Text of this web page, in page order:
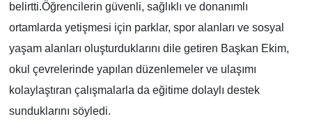
belirtti.Öğrencilerin güvenli, sağlıklı ve donanımlı
ortamlarda yetişmesi için parklar, spor alanları ve sosyal
yaşam alanları oluşturduklarını dile getiren Başkan Ekim,
okul çevrelerinde yapılan düzenlemeler ve ulaşımı
kolaylaştıran çalışmalarla da eğitime dolaylı destek
sunduklarını söyledi.